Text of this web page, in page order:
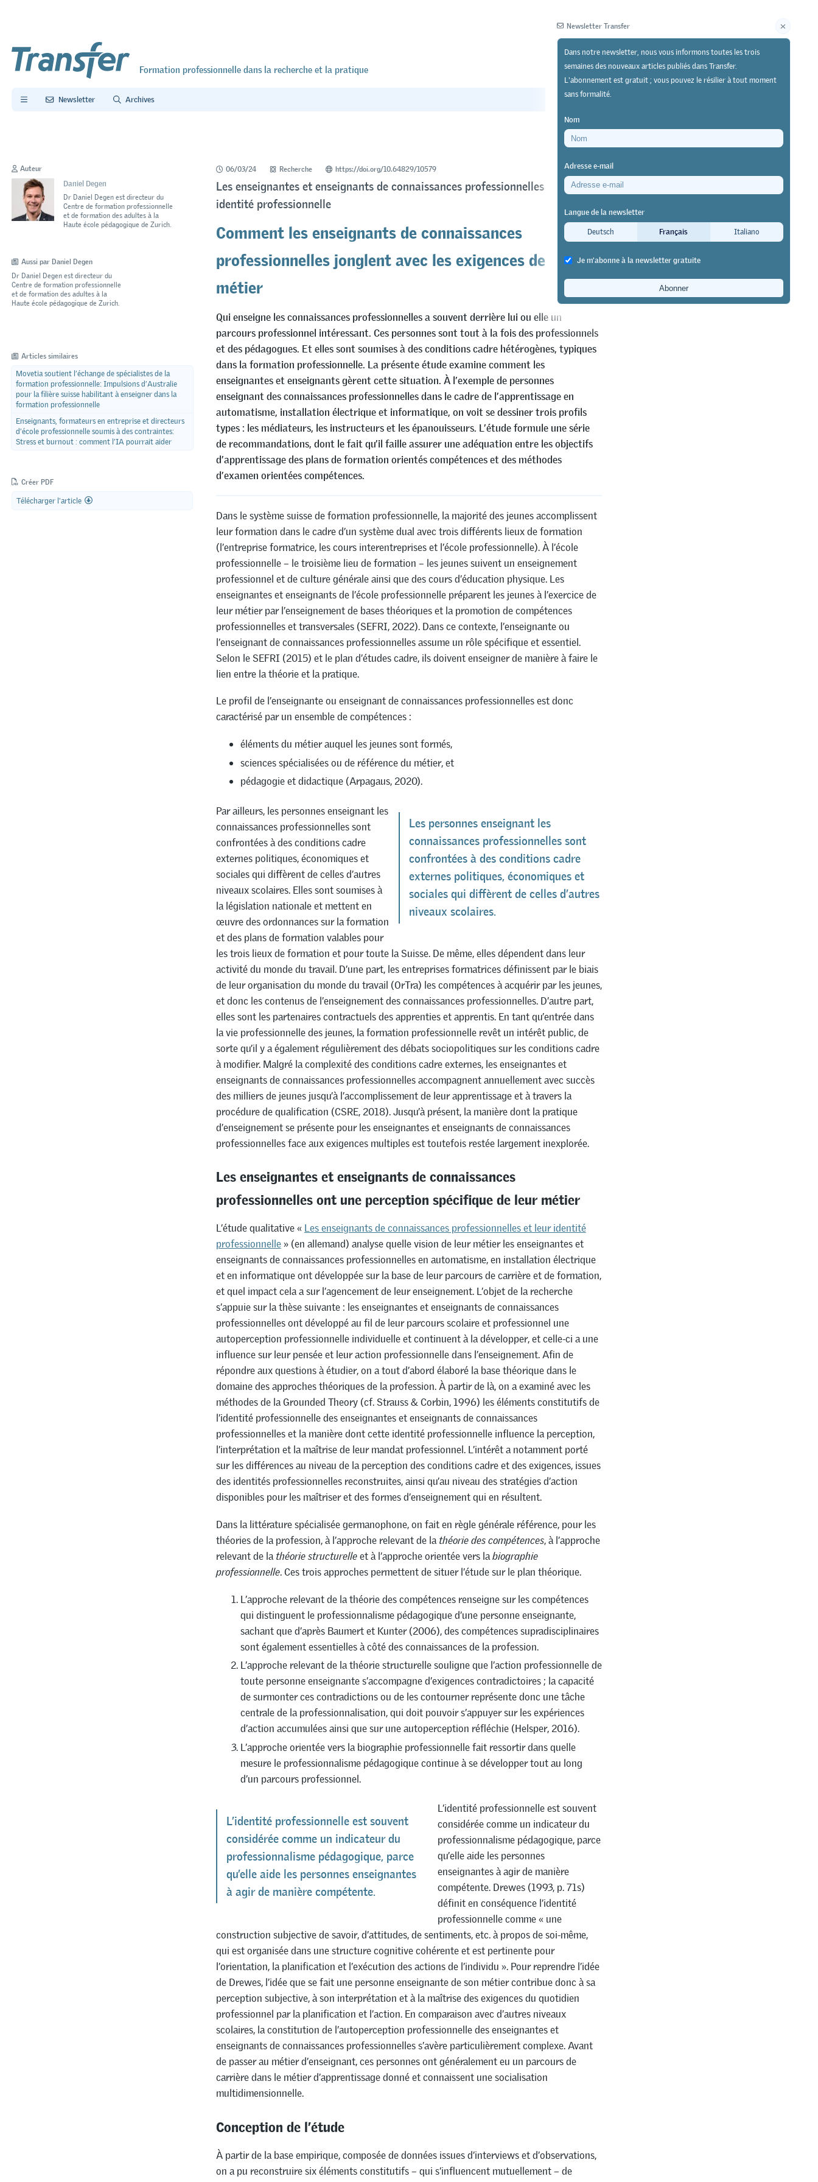
Formation professionnelle dans la recherche et la pratique Éditeur
Newsletter Archives
Auteur
Daniel Degen
Dr Daniel Degen est directeur du
Centre de formation professionnelle
et de formation des adultes à la
Haute école pédagogique de Zurich.
Aussi par Daniel Degen
Dr Daniel Degen est directeur du
Centre de formation professionnelle
et de formation des adultes à la
Haute école pédagogique de Zurich.
Articles similaires
Movetia soutient l’échange de spécialistes de la
formation professionnelle: Impulsions d’Australie
pour la filière suisse habilitant à enseigner dans la
formation professionnelle
Enseignants, formateurs en entreprise et directeurs
d’école professionnelle soumis à des contraintes:
Stress et burnout : comment l’IA pourrait aider
Créer PDF
Télécharger l'article
06/03/24 Recherche https://doi.org/10.64829/10579
Les enseignantes et enseignants de connaissances professionnelles et leur
identité professionnelle
Comment les enseignants de connaissances
professionnelles jonglent avec les exigences de leur
métier
Qui enseigne les connaissances professionnelles a souvent derrière lui ou elle un
parcours professionnel intéressant. Ces personnes sont tout à la fois des professionnels
et des pédagogues. Et elles sont soumises à des conditions cadre hétérogènes, typiques
dans la formation professionnelle. La présente étude examine comment les
enseignantes et enseignants gèrent cette situation. À l’exemple de personnes
enseignant des connaissances professionnelles dans le cadre de l’apprentissage en
automatisme, installation électrique et informatique, on voit se dessiner trois profils
types : les médiateurs, les instructeurs et les épanouisseurs. L’étude formule une série
de recommandations, dont le fait qu’il faille assurer une adéquation entre les objectifs
d’apprentissage des plans de formation orientés compétences et des méthodes
d’examen orientées compétences.
Dans le système suisse de formation professionnelle, la majorité des jeunes accomplissent
leur formation dans le cadre d’un système dual avec trois différents lieux de formation
(l’entreprise formatrice, les cours interentreprises et l’école professionnelle). À l’école
professionnelle – le troisième lieu de formation – les jeunes suivent un enseignement
professionnel et de culture générale ainsi que des cours d’éducation physique. Les
enseignantes et enseignants de l’école professionnelle préparent les jeunes à l’exercice de
leur métier par l’enseignement de bases théoriques et la promotion de compétences
professionnelles et transversales (SEFRI, 2022). Dans ce contexte, l’enseignante ou
l’enseignant de connaissances professionnelles assume un rôle spécifique et essentiel.
Selon le SEFRI (2015) et le plan d’études cadre, ils doivent enseigner de manière à faire le
lien entre la théorie et la pratique.
Le profil de l’enseignante ou enseignant de connaissances professionnelles est donc
caractérisé par un ensemble de compétences :
éléments du métier auquel les jeunes sont formés,
sciences spécialisées ou de référence du métier, et
pédagogie et didactique (Arpagaus, 2020).
Les personnes enseignant les
connaissances professionnelles sont
confrontées à des conditions cadre
externes politiques, économiques et
sociales qui diffèrent de celles d’autres
niveaux scolaires.
Par ailleurs, les personnes enseignant les
connaissances professionnelles sont
confrontées à des conditions cadre
externes politiques, économiques et
sociales qui diffèrent de celles d’autres
niveaux scolaires. Elles sont soumises à
la législation nationale et mettent en
œuvre des ordonnances sur la formation
et des plans de formation valables pour
les trois lieux de formation et pour toute la Suisse. De même, elles dépendent dans leur
activité du monde du travail. D’une part, les entreprises formatrices définissent par le biais
de leur organisation du monde du travail (OrTra) les compétences à acquérir par les jeunes,
et donc les contenus de l’enseignement des connaissances professionnelles. D’autre part,
elles sont les partenaires contractuels des apprenties et apprentis. En tant qu’entrée dans
la vie professionnelle des jeunes, la formation professionnelle revêt un intérêt public, de
sorte qu’il y a également régulièrement des débats sociopolitiques sur les conditions cadre
à modifier. Malgré la complexité des conditions cadre externes, les enseignantes et
enseignants de connaissances professionnelles accompagnent annuellement avec succès
des milliers de jeunes jusqu’à l’accomplissement de leur apprentissage et à travers la
procédure de qualification (CSRE, 2018). Jusqu’à présent, la manière dont la pratique
d’enseignement se présente pour les enseignantes et enseignants de connaissances
professionnelles face aux exigences multiples est toutefois restée largement inexplorée.
Les enseignantes et enseignants de connaissances
professionnelles ont une perception spécifique de leur métier
L’étude qualitative « Les enseignants de connaissances professionnelles et leur identité
professionnelle» (en allemand) analyse quelle vision de leur métier les enseignantes et
enseignants de connaissances professionnelles en automatisme, en installation électrique
et en informatique ont développée sur la base de leur parcours de carrière et de formation,
et quel impact cela a sur l’agencement de leur enseignement. L’objet de la recherche
s’appuie sur la thèse suivante : les enseignantes et enseignants de connaissances
professionnelles ont développé au fil de leur parcours scolaire et professionnel une
autoperception professionnelle individuelle et continuent à la développer, et celle-ci a une
influence sur leur pensée et leur action professionnelle dans l’enseignement. Afin de
répondre aux questions à étudier, on a tout d’abord élaboré la base théorique dans le
domaine des approches théoriques de la profession. À partir de là, on a examiné avec les
méthodes de la Grounded Theory (cf. Strauss & Corbin, 1996) les éléments constitutifs de
l’identité professionnelle des enseignantes et enseignants de connaissances
professionnelles et la manière dont cette identité professionnelle influence la perception,
l’interprétation et la maîtrise de leur mandat professionnel. L’intérêt a notamment porté
sur les différences au niveau de la perception des conditions cadre et des exigences, issues
des identités professionnelles reconstruites, ainsi qu’au niveau des stratégies d’action
disponibles pour les maîtriser et des formes d’enseignement qui en résultent.
Dans la littérature spécialisée germanophone, on fait en règle générale référence, pour les
théories de la profession, à l’approche relevant de la théorie des compétences, à l’approche
relevant de la théorie structurelleet à l’approche orientée vers labiographie
professionnelle. Ces trois approches permettent de situer l’étude sur le plan théorique.
L’approche relevant de la théorie des compétences renseigne sur les compétences
qui distinguent le professionnalisme pédagogique d’une personne enseignante,
sachant que d’après Baumert et Kunter (2006), des compétences supradisciplinaires
sont également essentielles à côté des connaissances de la profession.
L’approche relevant de la théorie structurelle souligne que l’action professionnelle de
toute personne enseignante s’accompagne d’exigences contradictoires ; la capacité
de surmonter ces contradictions ou de les contourner représente donc une tâche
centrale de la professionnalisation, qui doit pouvoir s’appuyer sur les expériences
d’action accumulées ainsi que sur une autoperception réfléchie (Helsper, 2016).
L’approche orientée vers la biographie professionnelle fait ressortir dans quelle
mesure le professionnalisme pédagogique continue à se développer tout au long
d’un parcours professionnel.
L’identité professionnelle est souvent
considérée comme un indicateur du
professionnalisme pédagogique, parce
qu’elle aide les personnes enseignantes
à agir de manière compétente.
L’identité professionnelle est souvent
considérée comme un indicateur du
professionnalisme pédagogique, parce
qu’elle aide les personnes
enseignantes à agir de manière
compétente. Drewes (1993, p. 71s)
définit en conséquence l’identité
professionnelle comme « une
construction subjective de savoir, d’attitudes, de sentiments, etc. à propos de soi-même,
qui est organisée dans une structure cognitive cohérente et est pertinente pour
l’orientation, la planification et l’exécution des actions de l’individu ». Pour reprendre l’idée
de Drewes, l’idée que se fait une personne enseignante de son métier contribue donc à sa
perception subjective, à son interprétation et à la maîtrise des exigences du quotidien
professionnel par la planification et l’action. En comparaison avec d’autres niveaux
scolaires, la constitution de l’autoperception professionnelle des enseignantes et
enseignants de connaissances professionnelles s’avère particulièrement complexe. Avant
de passer au métier d’enseignant, ces personnes ont généralement eu un parcours de
carrière dans le métier d’apprentissage donné et connaissent une socialisation
multidimensionnelle.
Conception de l’étude
À partir de la base empirique, composée de données issues d’interviews et d’observations,
on a pu reconstruire six éléments constitutifs – qui s’influencent mutuellement – de
Newsletter Transfer
Dans notre newsletter, nous vous informons toutes les trois
semaines des nouveaux articles publiés dans Transfer.
L'abonnement est gratuit ; vous pouvez le résilier à tout moment
sans formalité.
Nom
Adresse e-mail
Langue de la newsletter
Deutsch
Français Italiano
Je m'abonne à la newsletter gratuite